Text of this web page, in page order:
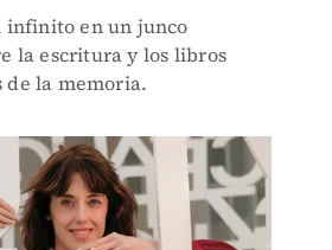
infinito en un junco
la escritura y los libros
de la memoria.